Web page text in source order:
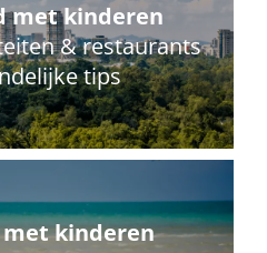
met kinderen
& restaurants
tips
kinderen